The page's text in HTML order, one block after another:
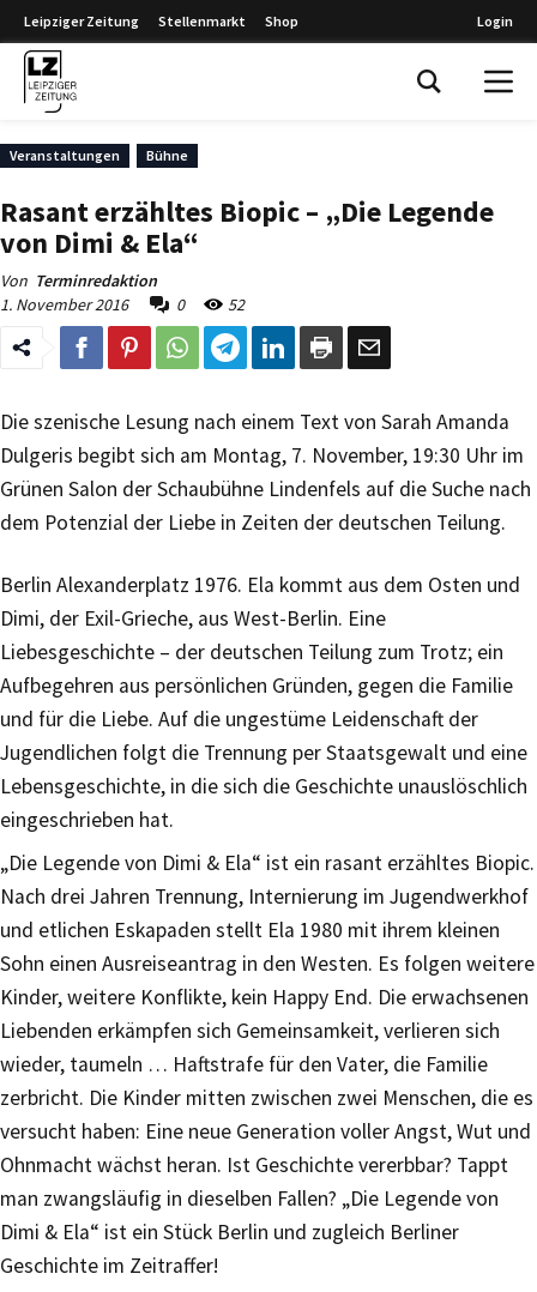
Leipziger Zeitung Stellenmarkt Shop Login
Veranstaltungen Bühne
Rasant erzähltes Biopic – „Die Legende
von Dimi & Ela“
Von Terminredaktion
1. November 2016
0 52
Die szenische Lesung nach einem Text von Sarah Amanda
Dulgeris begibt sich am Montag, 7. November, 19:30 Uhr im
Grünen Salon der Schaubühne Lindenfels auf die Suche nach
dem Potenzial der Liebe in Zeiten der deutschen Teilung.
Berlin Alexanderplatz 1976. Ela kommt aus dem Osten und
Dimi, der Exil-Grieche, aus West-Berlin. Eine
Liebesgeschichte – der deutschen Teilung zum Trotz; ein
Aufbegehren aus persönlichen Gründen, gegen die Familie
und für die Liebe. Auf die ungestüme Leidenschaft der
Jugendlichen folgt die Trennung per Staatsgewalt und eine
Lebensgeschichte, in die sich die Geschichte unauslöschlich
eingeschrieben hat.
„Die Legende von Dimi & Ela“ ist ein rasant erzähltes Biopic.
Nach drei Jahren Trennung, Internierung im Jugendwerkhof
und etlichen Eskapaden stellt Ela 1980 mit ihrem kleinen
Sohn einen Ausreiseantrag in den Westen. Es folgen weitere
Kinder, weitere Konflikte, kein Happy End. Die erwachsenen
Liebenden erkämpfen sich Gemeinsamkeit, verlieren sich
wieder, taumeln … Haftstrafe für den Vater, die Familie
zerbricht. Die Kinder mitten zwischen zwei Menschen, die es
versucht haben: Eine neue Generation voller Angst, Wut und
Ohnmacht wächst heran. Ist Geschichte vererbbar? Tappt
man zwangsläufig in dieselben Fallen? „Die Legende von
Dimi & Ela“ ist ein Stück Berlin und zugleich Berliner
Geschichte im Zeitraffer!